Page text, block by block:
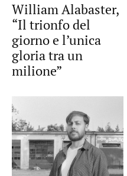
William Alabaster,
“Il trionfo del
giorno e l’unica
gloria tra un
milione”